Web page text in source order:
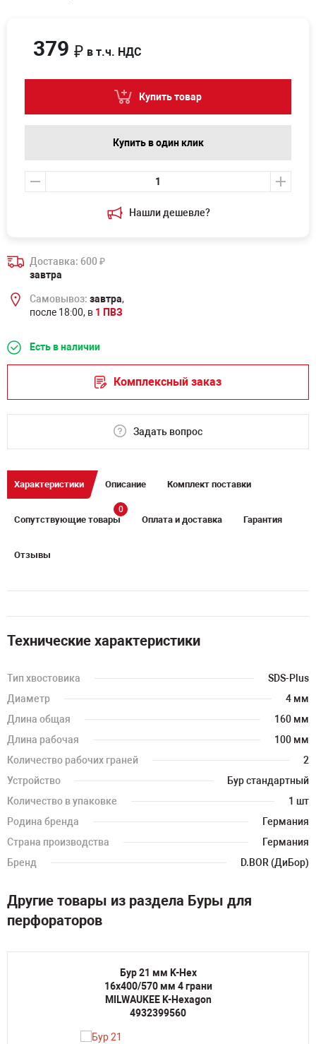
Нашли дешевле?
379 ₽ в т.ч. НДС
Купить товар
Купить в один клик
Доставка: 600₽
завтра
Самовывоз: завтра,
после 18:00, в 1 ПВЗ
Есть в наличии
Комплексный заказ
Задать вопрос
Характеристики Описание Комплект поставки
Сопутствующие товары
0
Оплата и доставка Гарантия
Отзывы
Технические характеристики
Тип хвостовика
SDS-Plus
Диаметр
4 мм
Длина общая
160 мм
Длина рабочая
100 мм
Количество рабочих граней
2
Устройство
Бур стандартный
Количество в упаковке
1 шт
Родина бренда
Германия
Страна производства
Германия
Бренд
D.BOR (ДиБор)
Другие товары из раздела Буры для
перфораторов
Бур 21 мм K-Hex
16х400/570 мм 4 грани
MILWAUKEE K-Hexagon
4932399560